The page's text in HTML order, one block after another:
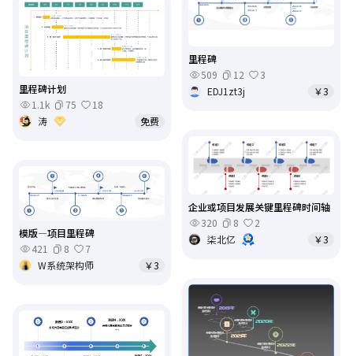
里程碑
509
12
3
EDJ1zt3j
￥3
里程碑计划
1.1k
75
18
涛
免费
企业或项目发展关键里程碑时间轴
320
8
2
柒北亿
￥3
模版—项目里程碑
421
8
7
W系统架构师
￥3